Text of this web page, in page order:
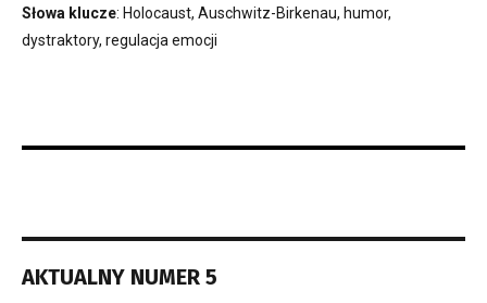
Słowa klucze: Holocaust, Auschwitz-Birkenau, humor,
dystraktory, regulacja emocji
AKTUALNY NUMER 5